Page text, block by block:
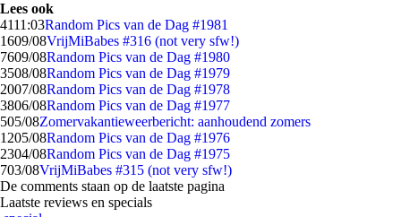
Lees ook
4111:03Random Pics van de Dag #1981
1609/08VrijMiBabes #316 (not very sfw!)
7609/08Random Pics van de Dag #1980
3508/08Random Pics van de Dag #1979
2007/08Random Pics van de Dag #1978
3806/08Random Pics van de Dag #1977
505/08Zomervakantieweerbericht: aanhoudend zomers
1205/08Random Pics van de Dag #1976
2304/08Random Pics van de Dag #1975
703/08VrijMiBabes #315 (not very sfw!)
De comments staan op de laatste pagina
Laatste reviews en specials